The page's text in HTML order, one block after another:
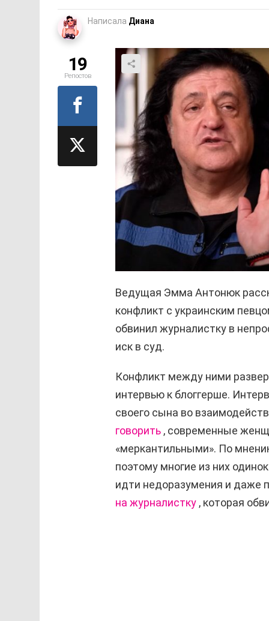
Написала Диана
Ведущая Эмма Антонюк
конфликт с украинским
обвинил журналистку в
иск в суд.
Конфликт между ними
интервью к блоггерше.
своего сына во
говорить , современные
«меркантильными». По
поэтому многие из них
идти недоразумения и даже
на журналистку , которая
19
Репостов